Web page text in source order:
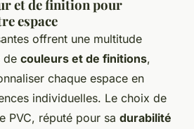
et de finition pour
espace
offrent une multitude
de couleurs et de finitions,
chaque espace en
individuelles. Le choix de
PVC, réputé pour sa durabilité